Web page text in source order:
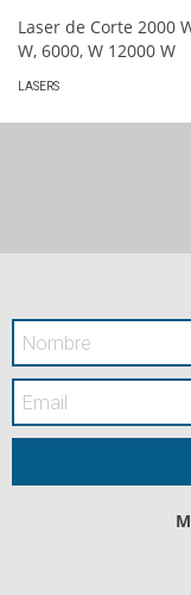
Laser de Corte 2000
W, 6000, W 12000 W
LASERS